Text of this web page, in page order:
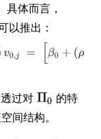
具体而言，
以推出：
透过对
的特
间结构。